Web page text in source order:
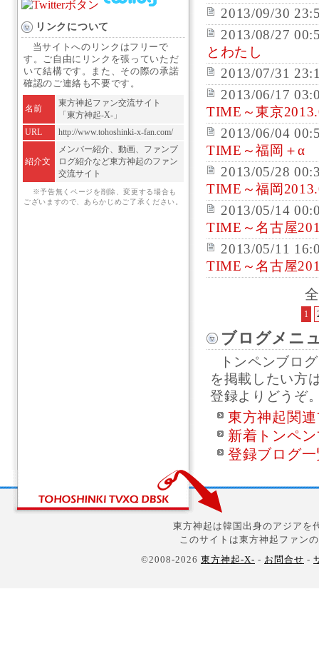
2013/09/30
2013/08/27
とわたし
2013/07/31
2013/06/17
TIME～東京
2013/06/04
TIME～福岡＋α
2013/05/28
TIME～福岡
2013/05/14
TIME～名古屋
2013/05/11
TIME～名古屋
1
ブログメニ
トンペンブロ
を掲載したい方
登録よりどうぞ
東方神起関
新着トンペ
登録ブログ
リンクについて
当サイトへのリンクはフリーで
す。ご自由にリンクを張っていただ
いて結構です。また、その際の承諾
確認のご連絡も不要です。
名前
東方神起ファン交流サイト
「東方神起-X-」
URL
http://www.tohoshinki-x-fan.com/
紹介文
メンバー紹介、動画、ファンブ
ログ紹介など東方神起のファン
交流サイト
※予告無くページを削除、変更する場合も
ございますので、あらかじめご了承ください。
東方神起は韓国出身のアジアを
このサイトは東方神起ファン
©2008-2026 東方神起-X- - お問合せ -